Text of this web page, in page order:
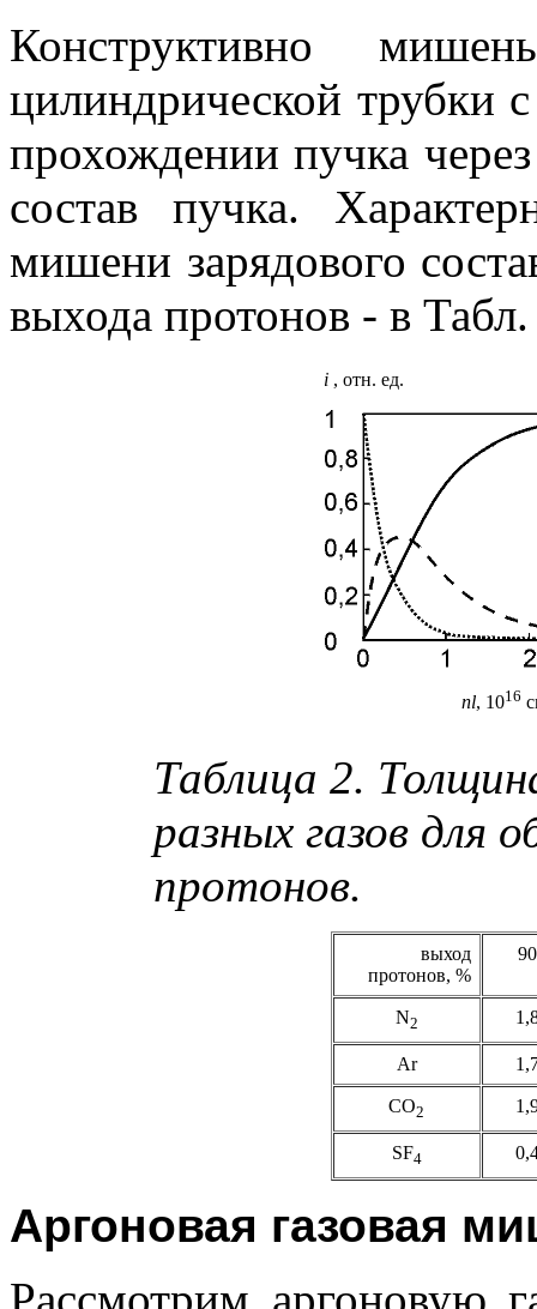
Конструктивно
цилиндрической трубки
прохождении пучка
состав пучка.
мишени зарядового
выхода протонов - в
i, отн. ед.
nl, 1016
Таблица 2.
разных газов для
протонов.
выход
протонов, %
90
N2
Ar
CO2
SF4
Аргоновая газовая